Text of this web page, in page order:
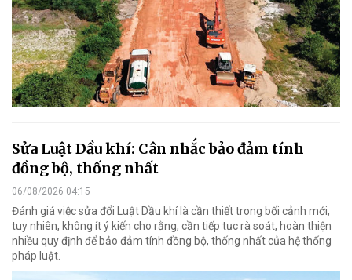
Sửa Luật Dầu khí: Cân nhắc bảo đảm tính
đồng bộ, thống nhất
06/08/2026 04:15
Đánh giá việc sửa đổi Luật Dầu khí là cần thiết trong bối cảnh mới,
tuy nhiên, không ít ý kiến cho rằng, cần tiếp tục rà soát, hoàn thiện
nhiều quy định để bảo đảm tính đồng bộ, thống nhất của hệ thống
pháp luật.